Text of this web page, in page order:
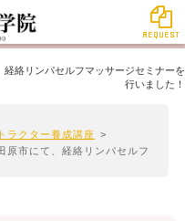
絡リンパセルフマッサージセミナーを
行いました！
ラクター養成講座 >
原市にて、経絡リンパセルフ
REQUEST